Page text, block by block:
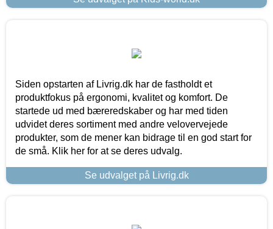
Siden opstarten af Livrig.dk har de fastholdt et
produktfokus på ergonomi, kvalitet og komfort. De
startede ud med bæreredskaber og har med tiden
udvidet deres sortiment med andre velovervejede
produkter, som de mener kan bidrage til en god start for
de små. Klik her for at se deres udvalg.
Se udvalget på Livrig.dk